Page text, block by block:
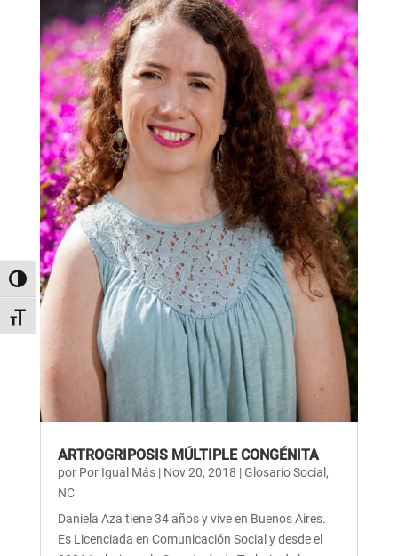
Alternar alto contraste
Alternar tamaño de letra
ARTROGRIPOSIS MÚLTIPLE CONGÉNITA
por Por Igual Más| Nov 20, 2018 |Glosario Social ,
NC
Daniela Aza tiene 34 años y vive en Buenos Aires.
Es Licenciada en Comunicación Social y desde el